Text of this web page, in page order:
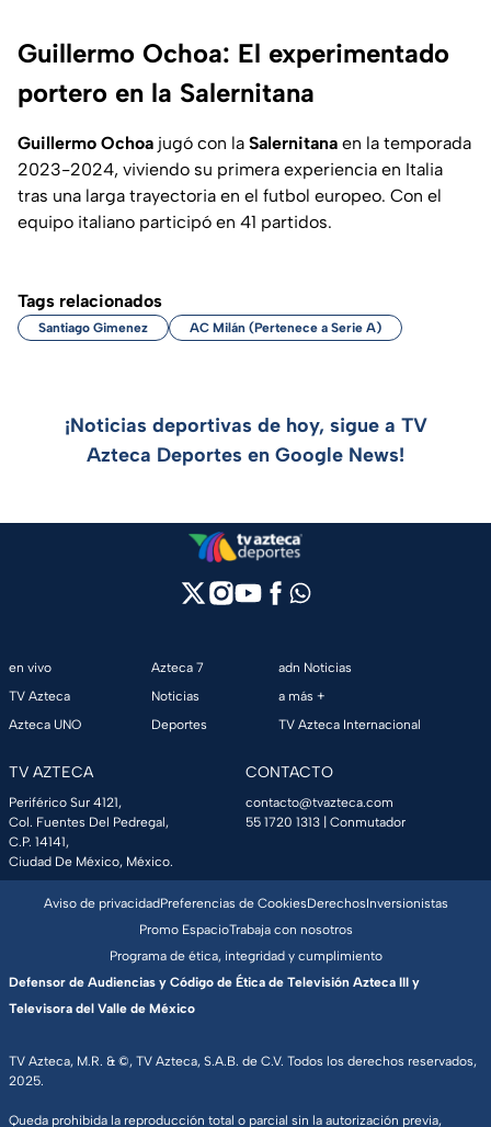
Guillermo Ochoa: El experimentado
portero en la Salernitana
Guillermo Ochoa jugó con la Salernitana en la temporada
2023-2024, viviendo su primera experiencia en Italia
tras una larga trayectoria en el futbol europeo. Con el
equipo italiano participó en 41 partidos.
Tags relacionados
Santiago Gimenez AC Milán (Pertenece a Serie A)
¡Noticias deportivas de hoy, sigue a TV
Azteca Deportes en Google News!
en vivo
TV Azteca
Azteca UNO
Azteca 7
Noticias
Deportes
adn Noticias
a más +
TV Azteca Internacional
TV AZTECA
Periférico Sur 4121,
Col. Fuentes Del Pedregal,
C.P. 14141,
Ciudad De México, México.
CONTACTO
contacto@tvazteca.com
55 1720 1313 | Conmutador
TV Azteca, M.R. & ©, TV Azteca, S.A.B. de C.V. Todos los derechos reservados,
2025.
Queda prohibida la reproducción total o parcial sin la autorización previa,
Aviso de privacidadPreferencias de CookiesDerechosInversionistas
Promo EspacioTrabaja con nosotros
Programa de ética, integridad y cumplimiento
Defensor de Audiencias y Código de Ética de Televisión Azteca III y
Televisora del Valle de México